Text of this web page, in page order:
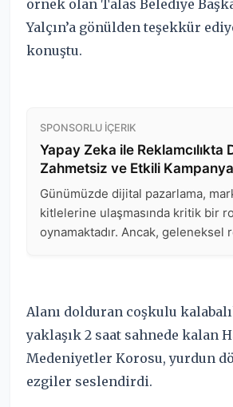
örnek olan Talas Belediye
Yalçın’a gönülden teşekkür
konuştu.
Alanı dolduran coşkulu
yaklaşık 2 saat sahnede kalan
Medeniyetler Korosu, yurdun
ezgiler seslendirdi.